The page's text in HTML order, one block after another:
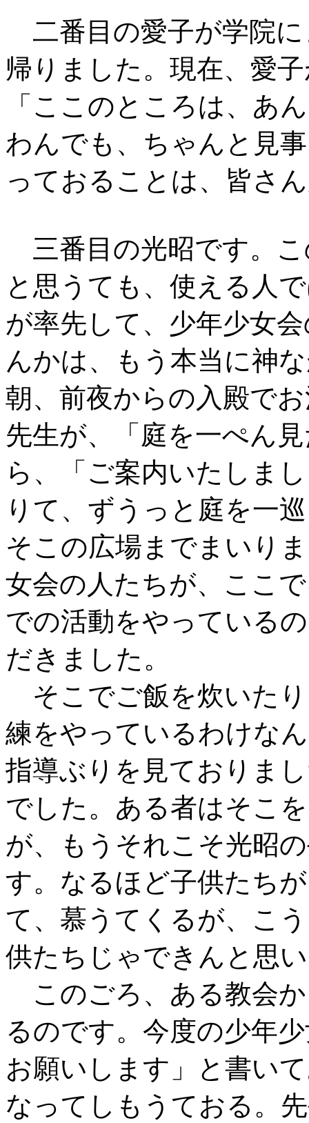
二番目の愛子が学院
帰りました。現在、愛
「ここのところは、あ
わんでも、ちゃんと見
っておることは、皆さ
三番目の光昭です。
と思うても、使える人
が率先して、少年少女
んかは、もう本当に神
朝、前夜からの入殿で
先生が、「庭を一ぺん
ら、「ご案内いたしま
りて、ずうっと庭を一
そこの広場までまいり
女会の人たちが、ここ
での活動をやっている
だきました。
そこでご飯を炊いた
練をやっているわけな
指導ぶりを見ておりま
でした。ある者はそこ
が、もうそれこそ光昭
す。なるほど子供たち
て、慕うてくるが、こ
供たちじゃできんと思
このごろ、ある教会
るのです。今度の少年
お願いします」と書い
なってしもうておる。